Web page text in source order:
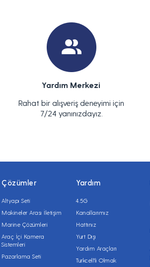
Yardım Merkezi
Rahat bir alışveriş deneyimi için
7/24 yanınızdayız.
Çözümler
Altyapı Seti
Makineler Arası İletişim
Marine Çözümleri
Araç İçi Kamera
Sistemleri
Pazarlama Seti
Yardım
4.5G
Kanallarımız
Hattınız
Yurt Dışı
Yardım Araçları
Turkcell'li Olmak